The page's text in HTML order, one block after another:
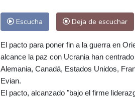
Escucha Deja de escuchar
El pacto para poner fin a la guerra en
alcance la paz con Ucrania han
Alemania, Canadá, Estados Unidos,
Evian.
El pacto, alcanzado "bajo el firme